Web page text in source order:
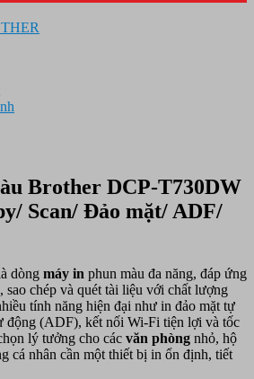
Brother DCP-T730DW
Scan/ Đảo mặt/ ADF/
dòng máy in phun màu đa năng, đáp ứng
sao chép và quét tài liệu với chất lượng
tính năng hiện đại như in đảo mặt tự
động (ADF), kết nối Wi-Fi tiện lợi và tốc
lý tưởng cho các văn phòng nhỏ, hộ
cá nhân cần một thiết bị in ổn định, tiết